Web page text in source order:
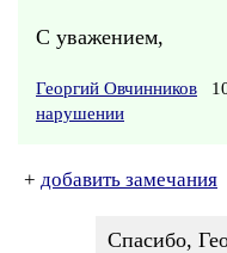
С уважением,
Георгий Овчинников
нарушении
+ добавить замечания
Спасибо,